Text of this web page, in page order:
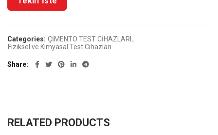
Categories: ÇİMENTO TEST CİHAZLARI ,
Fiziksel ve Kimyasal Test Cihazları
Share
RELATED PRODUCTS